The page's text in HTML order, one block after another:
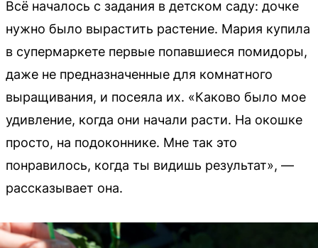
Всё началось с задания в детском саду: дочке
нужно было вырастить растение. Мария купила
в супермаркете первые попавшиеся помидоры,
даже не предназначенные для комнатного
выращивания, и посеяла их. «Каково было мое
удивление, когда они начали расти. На окошке
просто, на подоконнике. Мне так это
понравилось, когда ты видишь результат», —
рассказывает она.